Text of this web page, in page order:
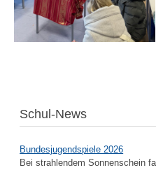
Schul-News
Bundesjugendspiele 2026
Bei strahlendem Sonnenschein